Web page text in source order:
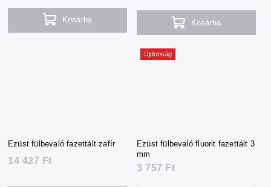
Kosárba Kosárba
Ezüst fülbevaló fazettált zafír
14 427 Ft
Újdonság
Ezüst fülbevaló fluorit fazettált 3
mm
3 757 Ft